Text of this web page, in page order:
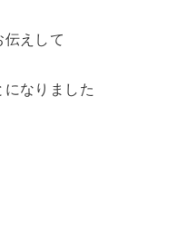
伝えして
になりました